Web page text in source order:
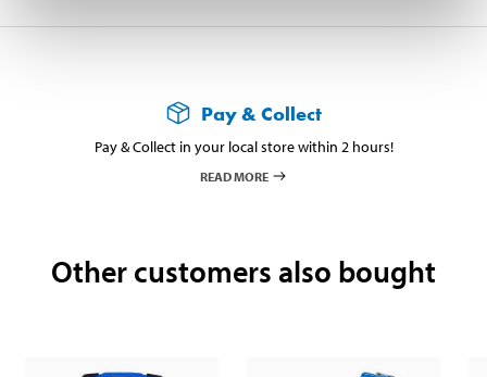
Pay & Collect
Pay & Collect in your local store within 2 hours!
READ MORE
Other customers also bought